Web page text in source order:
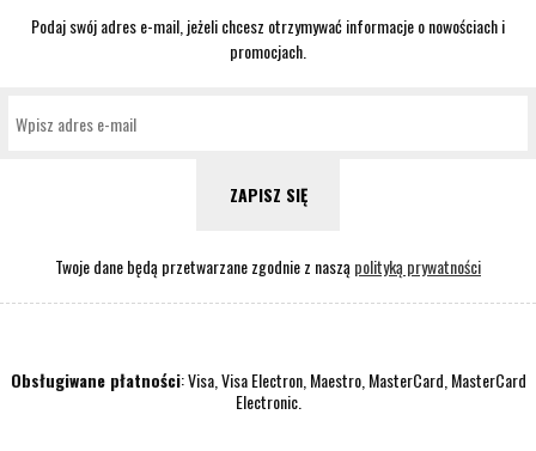
Podaj swój adres e-mail, jeżeli chcesz otrzymywać informacje o nowościach i
promocjach.
ZAPISZ SIĘ
Twoje dane będą przetwarzane zgodnie z naszą polityką prywatności
Obsługiwane płatności: Visa, Visa Electron, Maestro, MasterCard, MasterCard
Electronic.